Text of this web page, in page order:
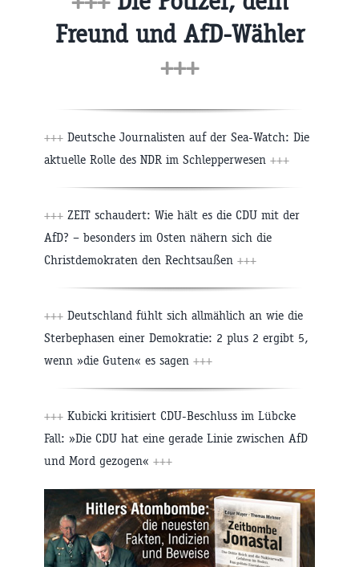
Freund und AfD-Wähler
+++
+++ Deutsche Journalisten auf der Sea-Watch: Die
aktuelle Rolle des NDR im Schlepperwesen +++
+++ ZEIT schaudert: Wie hält es die CDU mit der
AfD? – besonders im Osten nähern sich die
Christdemokraten den Rechtsaußen +++
+++ Deutschland fühlt sich allmählich an wie die
Sterbephasen einer Demokratie: 2 plus 2 ergibt 5,
wenn »die Guten« es sagen +++
+++ Kubicki kritisiert CDU-Beschluss im Lübcke
Fall: »Die CDU hat eine gerade Linie zwischen AfD
und Mord gezogen« +++